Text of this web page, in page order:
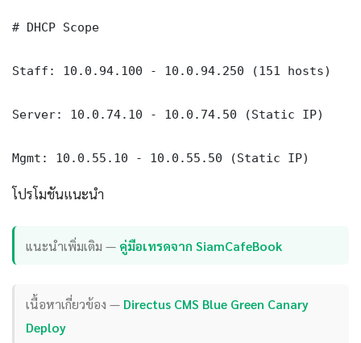
# DHCP Scope
Staff: 10.0.94.100 - 10.0.94.250 (151 hosts)
Server: 10.0.74.10 - 10.0.74.50 (Static IP)
Mgmt: 10.0.55.10 - 10.0.55.50 (Static IP)
โปรโมชันแนะนำ
แนะนำเพิ่มเติม — คู่มือเทรดจาก SiamCafeBook
เนื้อหาเกี่ยวข้อง — Directus CMS Blue Green Canary
Deploy